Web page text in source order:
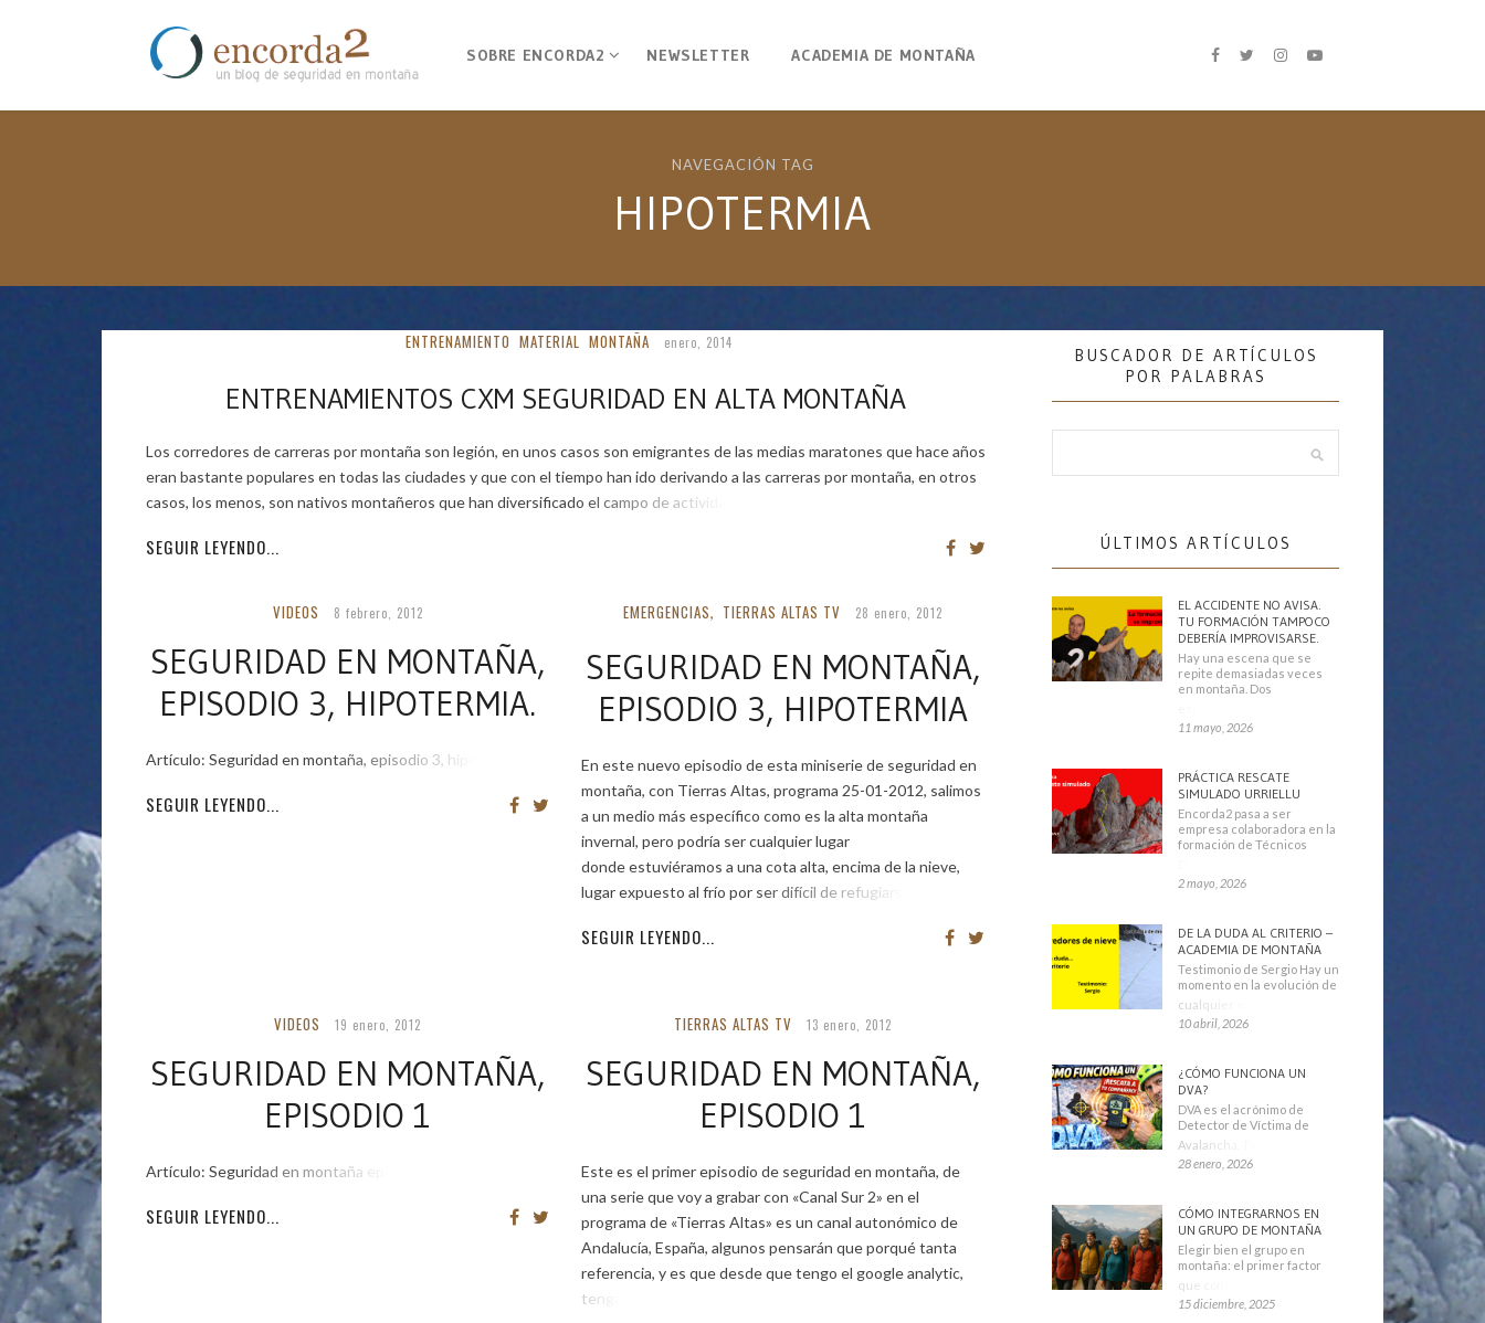
SOBRE ENCORDA2 NEWSLETTER ACADEMIA DE MONTAÑA
NAVEGACIÓN TAG
HIPOTERMIA
ENTRENAMIENTO MATERIAL MONTAÑA enero, 2014
ENTRENAMIENTOS CXM SEGURIDAD EN ALTA MONTAÑA
Los corredores de carreras por montaña son legión, en unos casos son emigrantes de las medias maratones que hace años
eran bastante populares en todas las ciudades y que con el tiempo han ido derivando a las carreras por montaña, en otros
casos, los menos, son nativos montañeros que han diversificado el campo de actividades […]
SEGUIR LEYENDO...
VIDEOS 8 febrero, 2012
SEGURIDAD EN MONTAÑA,
EPISODIO 3, HIPOTERMIA.
Artículo: Seguridad en montaña, episodio 3, hipotermia.
SEGUIR LEYENDO...
EMERGENCIAS, TIERRAS ALTAS TV 28 enero, 2012
SEGURIDAD EN MONTAÑA,
EPISODIO 3, HIPOTERMIA
En este nuevo episodio de esta miniserie de seguridad en
montaña, con Tierras Altas, programa 25-01-2012, salimos
a un medio más específico como es la alta montaña
invernal, pero podría ser cualquier lugar
donde estuviéramos a una cota alta, encima de la nieve,
lugar expuesto al frío por ser difícil de refugiarse o que
SEGUIR LEYENDO...
VIDEOS 19 enero, 2012
SEGURIDAD EN MONTAÑA,
EPISODIO 1
Artículo: Seguridad en montaña episodio 1
SEGUIR LEYENDO...
TIERRAS ALTAS TV 13 enero, 2012
SEGURIDAD EN MONTAÑA,
EPISODIO 1
Este es el primer episodio de seguridad en montaña, de
una serie que voy a grabar con «Canal Sur 2» en el
programa de «Tierras Altas» es un canal autonómico de
Andalucía, España, algunos pensarán que porqué tanta
referencia, y es que desde que tengo el google analytic,
tengo visitas
BUSCADOR DE ARTÍCULOS
POR PALABRAS
ÚLTIMOS ARTÍCULOS
EL ACCIDENTE NO AVISA.
TU FORMACIÓN TAMPOCO
DEBERÍA IMPROVISARSE.
Hay una escena que se
repite demasiadas veces
en montaña. Dos
11 mayo, 2026
PRÁCTICA RESCATE
SIMULADO URRIELLU
Encorda2 pasa a ser
empresa colaboradora en la
formación de Técnicos
2 mayo, 2026
DE LA DUDA AL CRITERIO –
ACADEMIA DE MONTAÑA
Testimonio de Sergio Hay un
momento en la evolución de
cualquier montañero
10 abril, 2026
¿CÓMO FUNCIONA UN
DVA?
DVA es el acrónimo de
Detector de Víctima de
Avalancha. También se
28 enero, 2026
CÓMO INTEGRARNOS EN
UN GRUPO DE MONTAÑA
Elegir bien el grupo en
montaña: el primer factor
que condiciona tu
15 diciembre, 2025